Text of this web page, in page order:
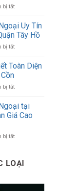
chính
–
Giá
đến
nơi,
thanh
ngay
bị tắtở
mua
rượu
ngoại
giá
tại
Biên
Uy Tín
Tây Hồ
bị tắtở
Mua
Ngoại
Uy
–
Tận
Quận
Toàn Diện
bị tắtở
Hiểu
Biết
Toàn
Về
Có
Cồn
tại
Giá Cao
bị tắtở
Rượu
Ngoại
quận
LOẠI